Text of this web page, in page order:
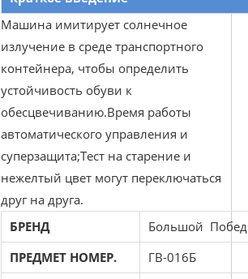
Машина имитирует солнечное
излучение в среде транспортного
контейнера, чтобы определить
устойчивость обуви к
обесцвечиванию.Время работы
автоматического управления и
суперзащита;Тест на старение и
нежелтый цвет могут переключаться
друг на друга.
БРЕНД
Большой
ПРЕДМЕТ НОМЕР.
ГВ-016Б